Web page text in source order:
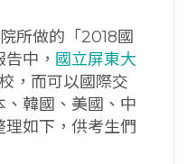
所做的「2018國
中， 國立屏東大
，而可以國際交
韓國、美國、中
如下，供考生們